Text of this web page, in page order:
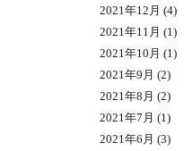
2021年12月 (4)
2021年11月 (1)
2021年10月 (1)
2021年9月 (2)
2021年8月 (2)
2021年7月 (1)
2021年6月 (3)